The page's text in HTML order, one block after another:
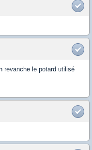
revanche le potard utilisé